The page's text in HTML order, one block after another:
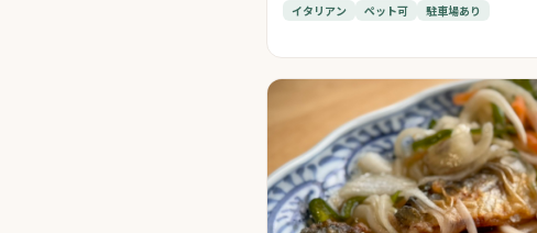
イタリアン ペット可 駐車場あり